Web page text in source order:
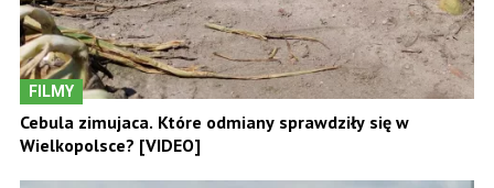
FILMY
Cebula zimujaca. Które odmiany sprawdziły się w
Wielkopolsce? [VIDEO]